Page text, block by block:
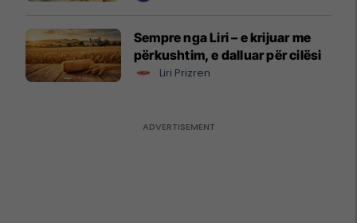
Sempre nga Liri – e krijuar me
përkushtim, e dalluar për cilësi
Liri Prizren